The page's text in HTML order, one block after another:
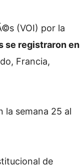
(VOI) por la
se registraron en
Francia,
la semana 25 al
de